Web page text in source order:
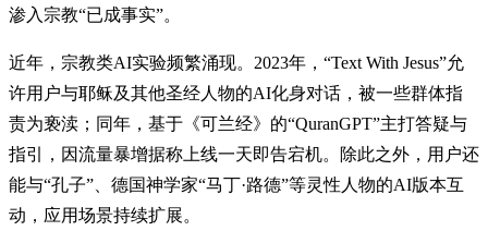
渗入宗教“已成事实”。
近年，宗教类AI实验频繁涌现。2023年，“Text With Jesus”允
许用户与耶稣及其他圣经人物的AI化身对话，被一些群体指
责为亵渎；同年，基于《可兰经》的“QuranGPT”主打答疑与
指引，因流量暴增据称上线一天即告宕机。除此之外，用户还
能与“孔子”、德国神学家“马丁·路德”等灵性人物的AI版本互
动，应用场景持续扩展。